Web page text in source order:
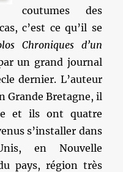
coutumes des
c’est ce qu’il se
Chroniques d’un
un grand journal
dernier. L’auteur
Grande Bretagne, il
et ils ont quatre
s’installer dans
en Nouvelle
pays, région très